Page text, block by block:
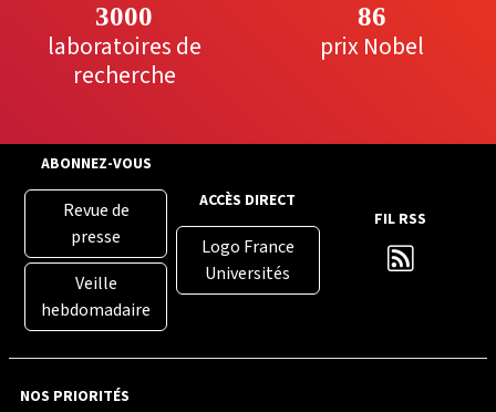
3000
laboratoires de
recherche
86
prix Nobel
ABONNEZ-VOUS
Revue de
presse
Veille
hebdomadaire
ACCÈS DIRECT
Logo France
Universités
FIL RSS
NOS PRIORITÉS